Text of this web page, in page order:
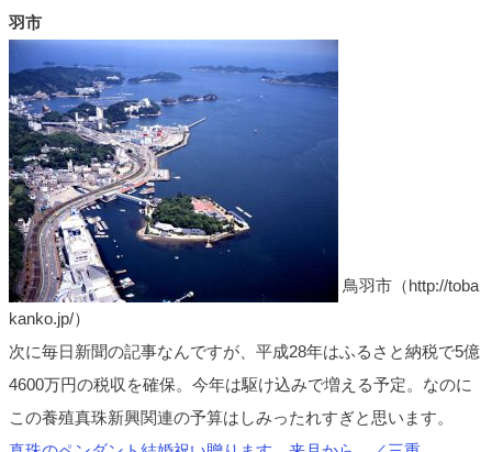
羽市
鳥羽市（http://toba
kanko.jp/）
次に毎日新聞の記事なんですが、平成28年はふるさと納税で5億
4600万円の税収を確保。今年は駆け込みで増える予定。なのに
この養殖真珠新興関連の予算はしみったれすぎと思います。